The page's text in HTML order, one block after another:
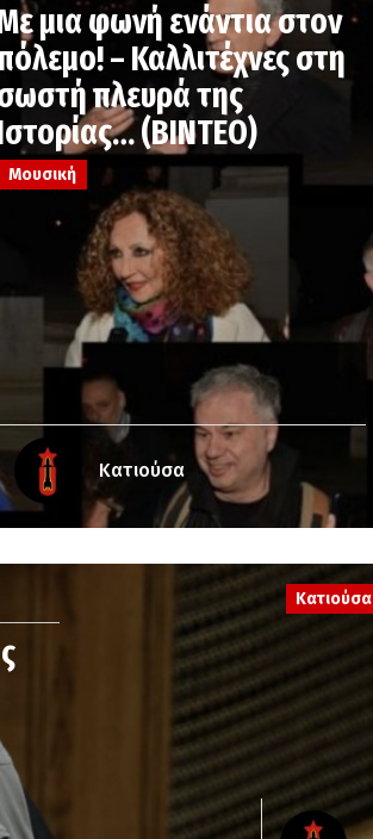
μια φωνή ενάντια στον
– Καλλιτέχνες στη
πλευρά της
(ΒΙΝΤΕΟ)
Μουσική
Κατιούσα
Κατιούσα